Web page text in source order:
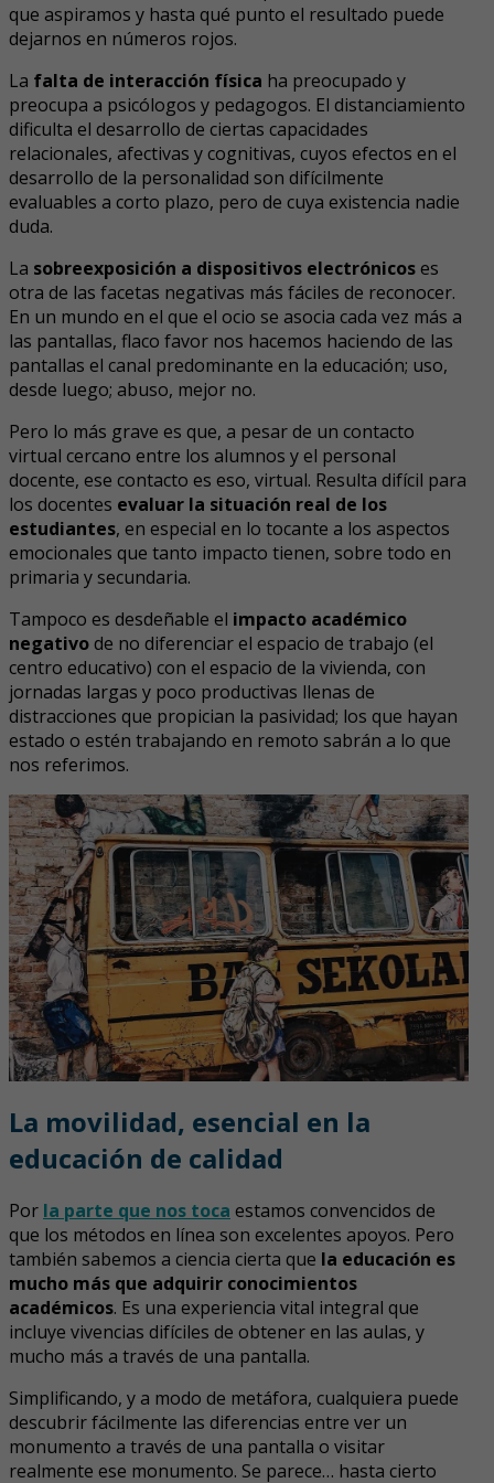
que aspiramos y hasta qué punto el resultado puede
dejarnos en números rojos.
La falta de interacción física ha preocupado y
preocupa a psicólogos y pedagogos. El distanciamiento
dificulta el desarrollo de ciertas capacidades
relacionales, afectivas y cognitivas, cuyos efectos en el
desarrollo de la personalidad son difícilmente
evaluables a corto plazo, pero de cuya existencia nadie
duda.
La sobreexposición a dispositivos electrónicoses
otra de las facetas negativas más fáciles de reconocer.
En un mundo en el que el ocio se asocia cada vez más a
las pantallas, flaco favor nos hacemos haciendo de las
pantallas el canal predominante en la educación; uso,
desde luego; abuso, mejor no.
Pero lo más grave es que, a pesar de un contacto
virtual cercano entre los alumnos y el personal
docente, ese contacto es eso, virtual. Resulta difícil para
los docentes evaluar la situación real de los
estudiantes, en especial en lo tocante a los aspectos
emocionales que tanto impacto tienen, sobre todo en
primaria y secundaria.
Tampoco es desdeñable el impacto académico
negativode no diferenciar el espacio de trabajo (el
centro educativo) con el espacio de la vivienda, con
jornadas largas y poco productivas llenas de
distracciones que propician la pasividad; los que hayan
estado o estén trabajando en remoto sabrán a lo que
nos referimos.
La movilidad, esencial en la
educación de calidad
Por la parte que nos toca estamos convencidos de
que los métodos en línea son excelentes apoyos. Pero
también sabemos a ciencia cierta que la educación es
mucho más que adquirir conocimientos
académicos. Es una experiencia vital integral que
incluye vivencias difíciles de obtener en las aulas, y
mucho más a través de una pantalla.
Simplificando, y a modo de metáfora, cualquiera puede
descubrir fácilmente las diferencias entre ver un
monumento a través de una pantalla o visitar
realmente ese monumento. Se parece… hasta cierto